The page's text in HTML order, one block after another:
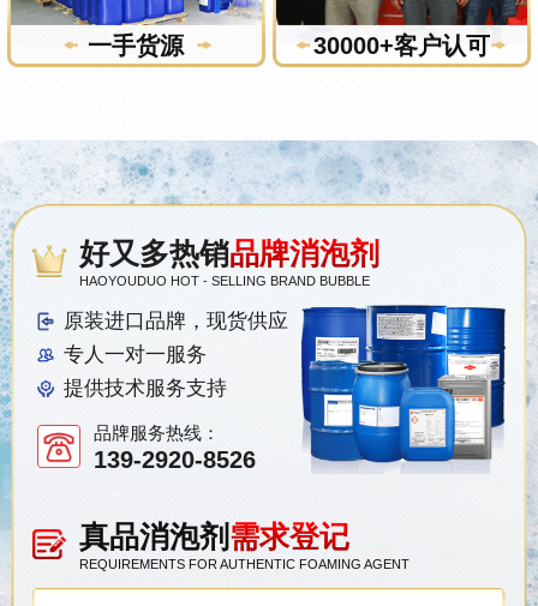
一手货源 30000+客户认可
真品消泡剂 需求登记
REQUIREMENTS FOR AUTHENTIC FOAMING AGENT
好又多热销品牌消泡剂
HAOYOUDUO HOT - SELLING BRAND BUBBLE
原装进口品牌，现货供应
专人一对一服务
提供技术服务支持
品牌服务热线：
139-2920-8526